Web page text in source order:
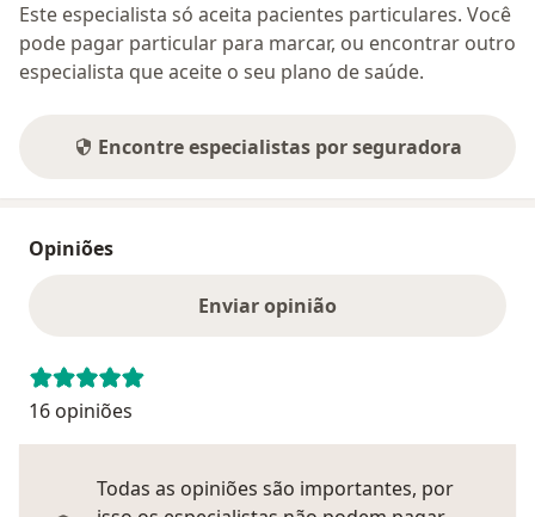
Este especialista só aceita pacientes particulares. Você
pode pagar particular para marcar, ou encontrar outro
especialista que aceite o seu plano de saúde.
Encontre especialistas por seguradora
Opiniões
Enviar opinião
16 opiniões
Todas as opiniões são importantes, por